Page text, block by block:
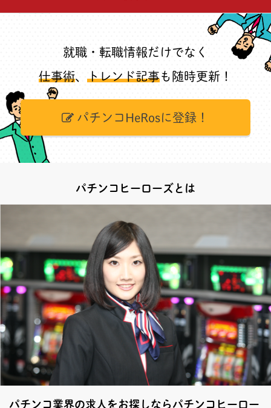
就職・転職情報だけでなく
仕事術、 トレンド記事も随時更新！
パチンコHeRosに登録！
パチンコヒーローズとは
パチンコ業界の求人をお探しならパチンコヒーロー